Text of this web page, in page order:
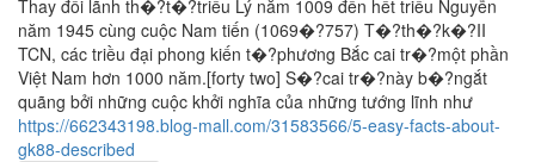
Thay đổi lãnh th�?t�?triều Lý năm 1009 đến hết triều Nguyễn
năm 1945 cùng cuộc Nam tiến (1069�?757) T�?th�?k�?II
TCN, các triều đại phong kiến t�?phương Bắc cai tr�?một phần
Việt Nam hơn 1000 năm.[forty two] S�?cai tr�?này b�?ngắt
quãng bởi những cuộc khởi nghĩa của những tướng lĩnh như
https://662343198.blog-mall.com/31583566/5-easy-facts-about-
gk88-described